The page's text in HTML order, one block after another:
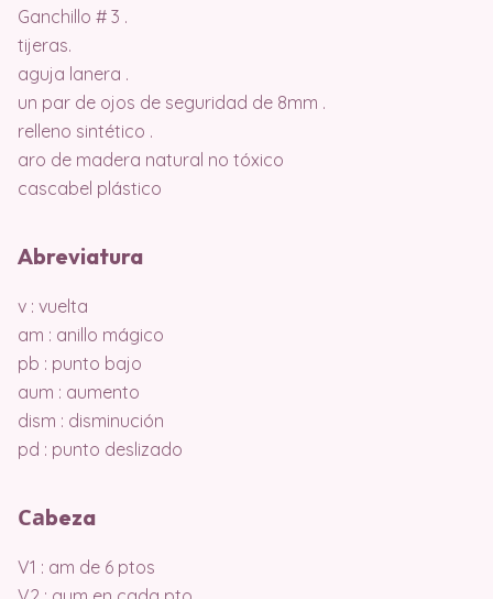
Ganchillo # 3 .
tijeras.
aguja lanera .
un par de ojos de seguridad de 8mm .
relleno sintético .
aro de madera natural no tóxico
cascabel plástico
Abreviatura
v : vuelta
am : anillo mágico
pb : punto bajo
aum : aumento
dism : disminución
pd : punto deslizado
Саbeza
V1 : am de 6 ptos